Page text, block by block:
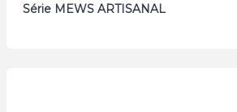
Série MEWS ARTISANAL